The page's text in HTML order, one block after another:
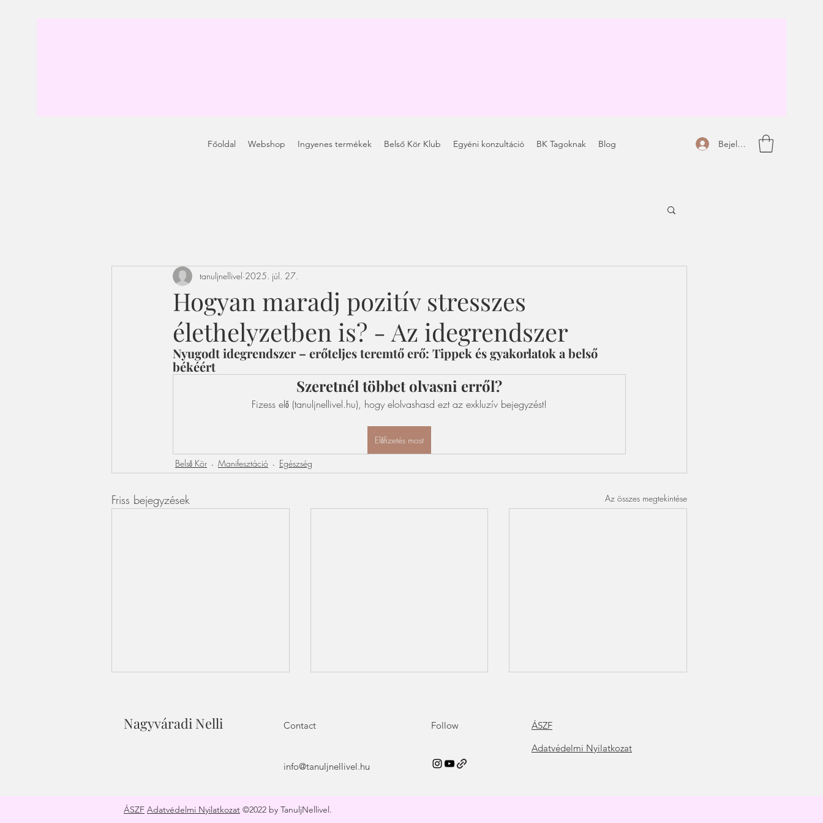
Főoldal Webshop Ingyenes termékek Belső Kör Klub Egyéni konzultáció BK Tagoknak Blog Bejelentkezés
Hogyan maradj pozitív stresszes
élethelyzetben is? - Az idegrendszer
tanuljnellivel 2025. júl. 27.
Nyugodt idegrendszer – erőteljes teremtő erő: Tippek és gyakorlatok a belső
békéért
Szeretnél többet olvasni erről?
Fizess elő (tanuljnellivel.hu), hogy elolvashasd ezt az exkluzív bejegyzést!
Előfizetés most
Belső Kör Manifesztáció Egészség
Friss bejegyzések Az összes megtekintése
mágnesévé?
programozd át magad a
Nagyváradi Nelli Contact Follow
ÁSZF
Adatvédelmi Nyilatkozat
info@tanuljnellivel.hu
ÁSZF Adatvédelmi Nyilatkozat ©2022 by TanuljNellivel.